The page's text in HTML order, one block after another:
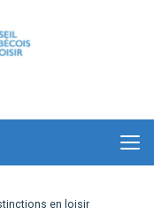
en loisir